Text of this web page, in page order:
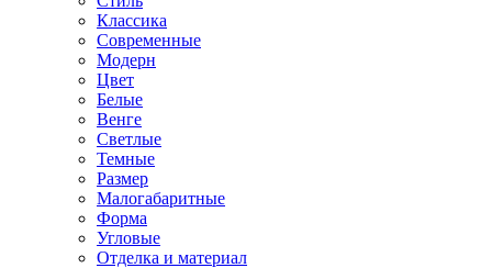
Классика
Современные
Модерн
Цвет
Белые
Венге
Светлые
Темные
Размер
Малогабаритные
Форма
Угловые
Отделка и материал